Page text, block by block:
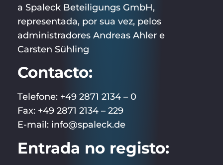
a Spaleck Beteiligungs GmbH,
representada, por sua vez, pelos
administradores Andreas Ahler e
Carsten Sühling
Contacto:
Telefone: +49 2871 2134 – 0
Fax: +49 2871 2134 – 229
E-mail: info@spaleck.de
Entrada no registo: